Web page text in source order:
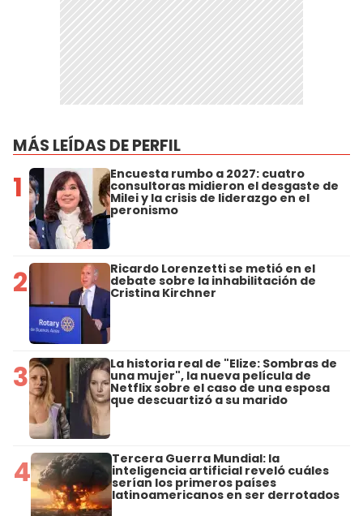
MÁS LEÍDAS DE PERFIL
1 Encuesta rumbo a 2027: cuatro
consultoras midieron el desgaste de
Milei y la crisis de liderazgo en el
peronismo
2 Ricardo Lorenzetti se metió en el
debate sobre la inhabilitación de
Cristina Kirchner
3 La historia real de "Elize: Sombras de
una mujer", la nueva película de
Netflix sobre el caso de una esposa
que descuartizó a su marido
4 Tercera Guerra Mundial: la
inteligencia artificial reveló cuáles
serían los primeros países
latinoamericanos en ser derrotados